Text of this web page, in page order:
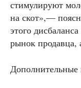
стимулируют
на скот»,—
этого
рынок продавца,